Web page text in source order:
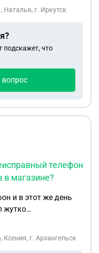
г. Иркутск
подскажет, что
телефон
в магазине?
и в этот же день
жутко
и заряд он
на проверку
г. Архангельск